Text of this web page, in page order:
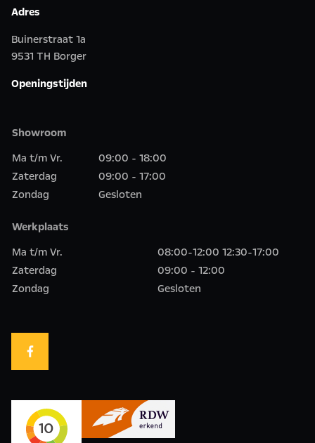
Adres
Buinerstraat 1a
9531 TH Borger
Openingstijden
Showroom
Ma t/m Vr.
09:00 - 18:00
Zaterdag
09:00 - 17:00
Zondag
Gesloten
Werkplaats
Ma t/m Vr.
08:00-12:00 12:30-17:00
Zaterdag
09:00 - 12:00
Zondag
Gesloten